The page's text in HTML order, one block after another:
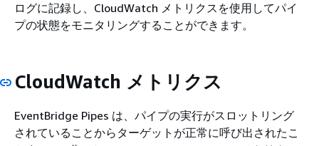
ログに記録し、CloudWatch メトリクスを使用してパイ
プの状態をモニタリングすることができます。
CloudWatch メトリクス
EventBridge Pipes は、パイプの実行がスロットリング
されていることからターゲットが正常に呼び出されたこ